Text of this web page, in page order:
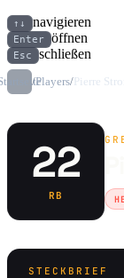
↑↓ navigieren
Enter öffnen
Esc schließen
/Players/Pierre
22
RB
STECKBRIEF